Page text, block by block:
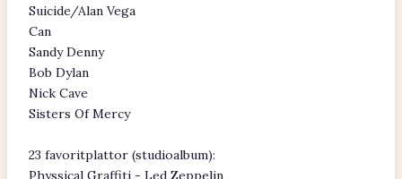
Suicide/Alan Vega
Can
Sandy Denny
Bob Dylan
Nick Cave
Sisters Of Mercy
23 favoritplattor (studioalbum):
Physsical Graffiti - Led Zeppelin